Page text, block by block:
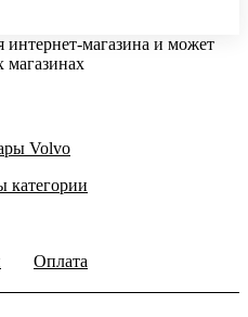
интернет-магазина и может
магазинах
Volvo
категории
Оплата